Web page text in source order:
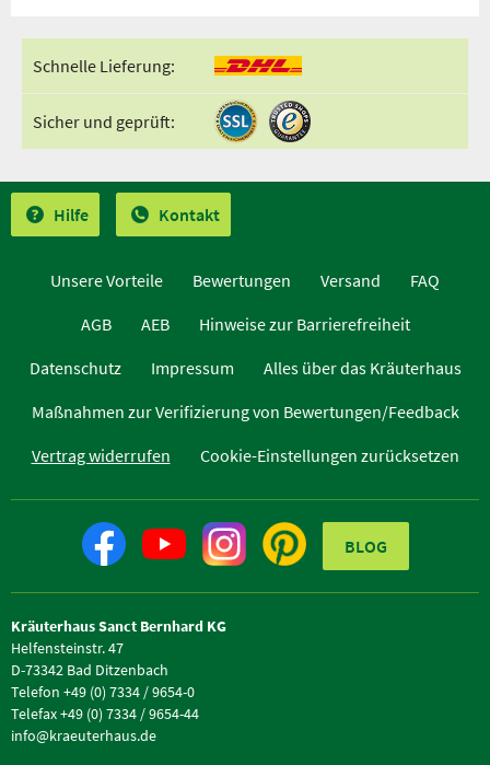
Schnelle Lieferung:
Sicher und geprüft:
Hilfe Kontakt
Unsere Vorteile Bewertungen Versand
FAQ
AGB
AEB
Hinweise zur Barrierefreiheit
Datenschutz
Impressum
Alles über das Kräuterhaus
Maßnahmen zur Verifizierung von Bewertungen/Feedback
Vertrag widerrufen
Cookie-Einstellungen zurücksetzen
BLOG
Kräuterhaus Sanct Bernhard KG
Helfensteinstr. 47
D-73342 Bad Ditzenbach
Telefon +49 (0) 7334 / 9654-0
Telefax +49 (0) 7334 / 9654-44
info@kraeuterhaus.de